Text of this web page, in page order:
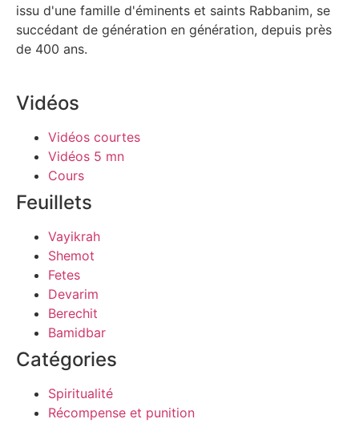
issu d'une famille d'éminents et saints Rabbanim, se
succédant de génération en génération, depuis près
de 400 ans.
Vidéos
Vidéos courtes
Vidéos 5 mn
Cours
Feuillets
Vayikrah
Shemot
Fetes
Devarim
Berechit
Bamidbar
Catégories
Spiritualité
Récompense et punition